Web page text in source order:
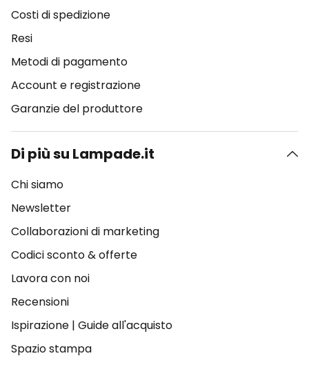
Costi di spedizione
Resi
Metodi di pagamento
Account e registrazione
Garanzie del produttore
Di più su Lampade.it
Chi siamo
Newsletter
Collaborazioni di marketing
Codici sconto & offerte
Lavora con noi
Recensioni
Ispirazione | Guide all'acquisto
Spazio stampa